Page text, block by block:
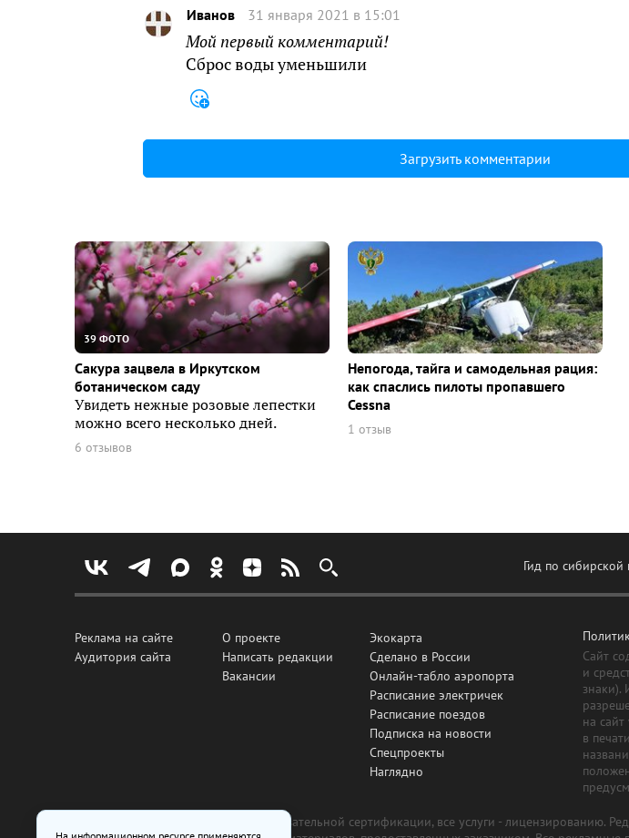
Иванов 31 января 2021 в 15:01
Мой первый комментарий!
Сброс воды уменьшили
Загрузить комментарии
39 ФОТО
Сакура зацвела в Иркутском
ботаническом саду
Увидеть нежные розовые лепестки
можно всего несколько дней.
6 отзывов
Непогода, тайга и самодельная рация:
как спаслись пилоты пропавшего
Cessna
1 отзыв
Гид по сибирской
Реклама на сайте
Аудитория сайта
О проекте
Написать редакции
Вакансии
Экокарта
Сделано в России
Онлайн-табло аэропорта
Расписание электричек
Расписание поездов
Подписка на новости
Спецпроекты
Наглядно
Сайт
и
знаки).
на
в
Все рекламные товары подлежат обязательной сертификации, все услуги - лицензированию.